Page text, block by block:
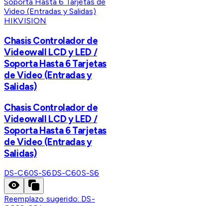
HIKVISION
Chasis Controlador de
Videowall LCD y LED /
Soporta Hasta 6 Tarjetas
de Video (Entradas y
Salidas)
Chasis Controlador de
Videowall LCD y LED /
Soporta Hasta 6 Tarjetas
de Video (Entradas y
Salidas)
DS-C60S-S6DS-C60S-S6
Reemplazo sugerido: DS-